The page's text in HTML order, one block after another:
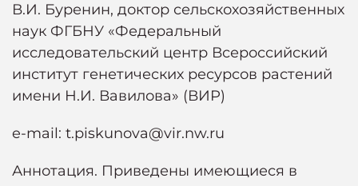
В.И. Буренин, доктор сельскохозяйственных
наук ФГБНУ «Федеральный
исследовательский центр Всероссийский
институт генетических ресурсов растений
имени Н.И. Вавилова» (ВИР)
e-mail: t.piskunova@vir.nw.ru
Аннотация. Приведены имеющиеся в